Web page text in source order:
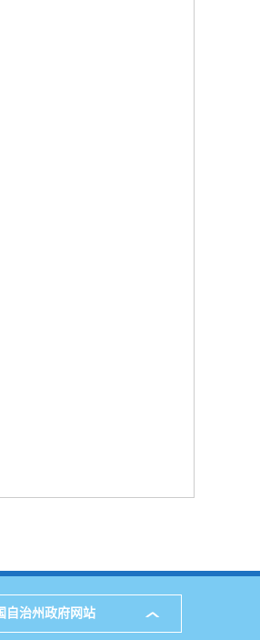
自治州政府网站